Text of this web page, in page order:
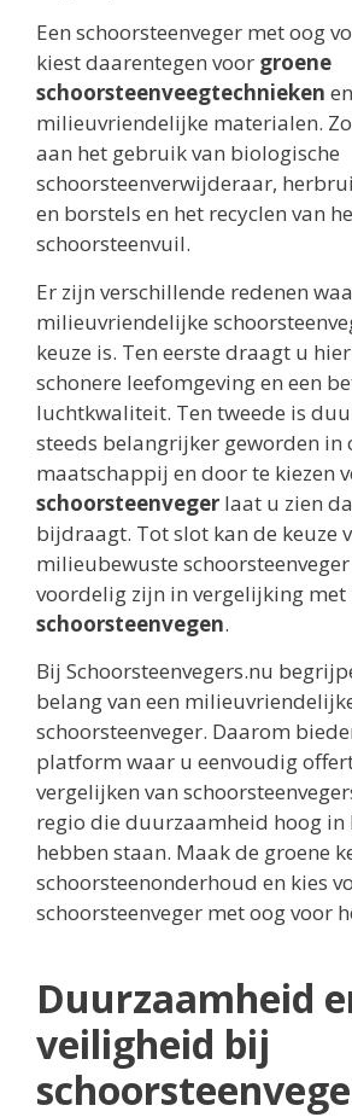
Een schoorsteenveger met oog
kiest daarentegen voor groene
schoorsteenveegtechnieken en
milieuvriendelijke materialen.
aan het gebruik van biologische
schoorsteenverwijderaar,
en borstels en het recyclen van
schoorsteenvuil.
Er zijn verschillende redenen
milieuvriendelijke
keuze is. Ten eerste draagt u
schonere leefomgeving en een
luchtkwaliteit. Ten tweede is
steeds belangrijker geworden in
maatschappij en door te kiezen
schoorsteenveger laat u zien
bijdraagt. Tot slot kan de keuze
milieubewuste
voordelig zijn in vergelijking met
schoorsteenvegen.
Bij Schoorsteenvegers.nu
belang van een
schoorsteenveger. Daarom
platform waar u eenvoudig
vergelijken van
regio die duurzaamheid hoog in
hebben staan. Maak de groene
schoorsteenonderhoud en kies
schoorsteenveger met oog voor
Duurzaamheid
veiligheid bij